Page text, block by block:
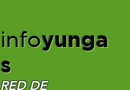
infoyunga
s
RED DE